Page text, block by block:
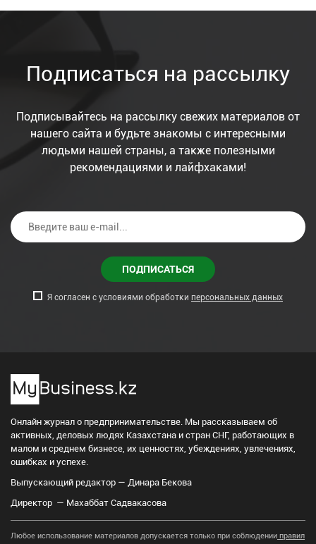
Подписаться на рассылку
Подписывайтесь на рассылку свежих материалов от
нашего сайта и будьте знакомы с интересными
людьми нашей страны, а также полезными
рекомендациями и лайфхаками!
ПОДПИСАТЬСЯ
Я согласен с условиями обработки персональных данных
Онлайн журнал о предпринимательстве. Мы рассказываем об
активных, деловых людях Казахстана и стран СНГ, работающих в
малом и среднем бизнесе, их ценностях, убеждениях, увлечениях,
ошибках и успехе.
Выпускающий редактор — Динара Бекова
Директор — Махаббат Садвакасова
Любое использование материалов допускается только при соблюдении правил